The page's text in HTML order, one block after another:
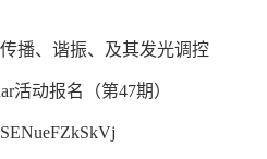
播、谐振、及其发光调控
活动报名（第47期）